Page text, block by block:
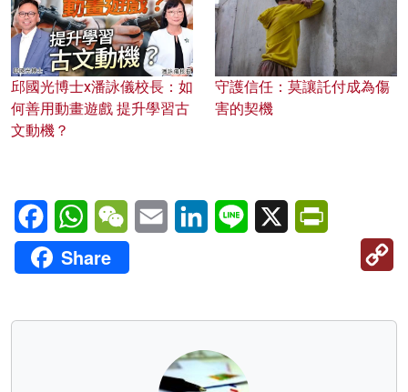
邱國光博士x潘詠儀校長：如
何善用動畫遊戲 提升學習古
文動機？
守護信任：莫讓託付成為傷
害的契機
FacebookWhatsAppWeChatEmail LinkedInLine X
Share